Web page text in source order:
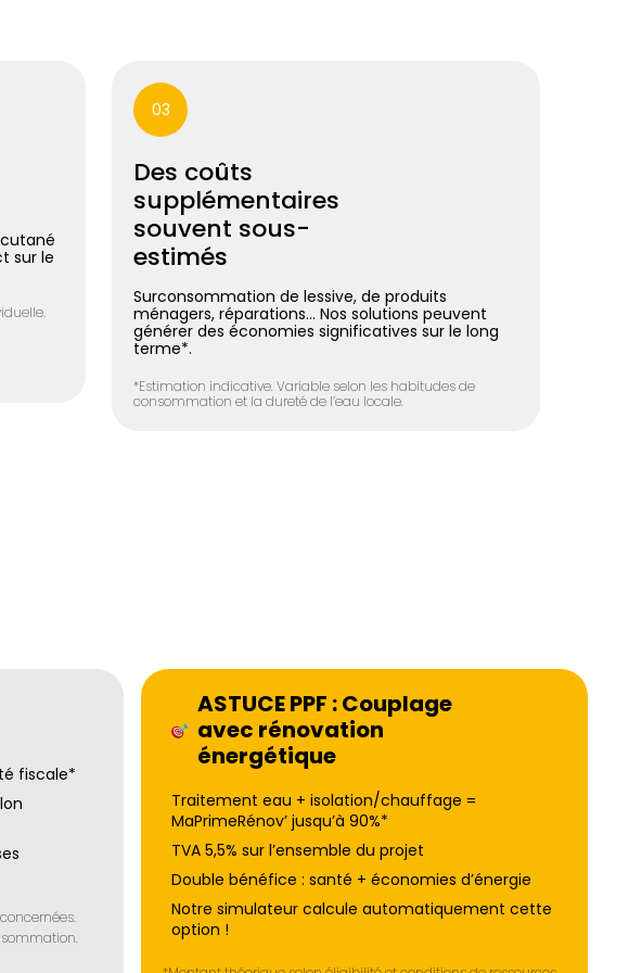
sur le
03
Des coûts
supplémentaires
souvent sous-
estimés
Surconsommation de lessive, de produits
ménagers, réparations… Nos solutions peuvent
générer des économies significatives sur le long
terme*.
*Estimation indicative. Variable selon les habitudes de
consommation et la dureté de l’eau locale.
fiscale*
ASTUCE PPF : Couplage
avec rénovation
énergétique
Traitement eau + isolation/chauffage =
MaPrimeRénov’ jusqu’à 90%*
TVA 5,5% sur l’ensemble du projet
Double bénéfice : santé + économies d’énergie
Notre simulateur calcule automatiquement cette
option !